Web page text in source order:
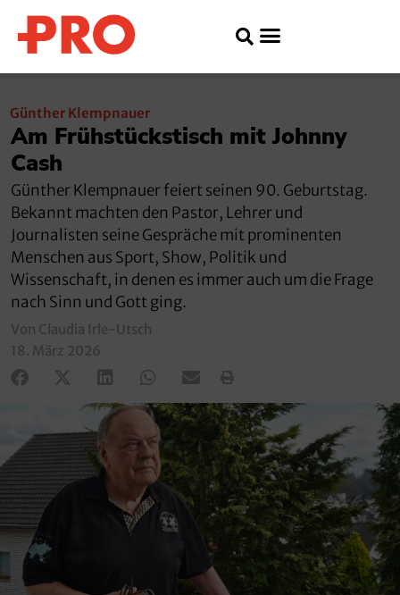
Günther Klempnauer
Am Frühstückstisch mit Johnny
Cash
Günther Klempnauer feiert seinen 90. Geburtstag.
Bekannt machten den Pastor, Lehrer und
Journalisten seine Gespräche mit prominenten
Menschen aus Sport, Show, Politik und
Wissenschaft, in denen es immer auch um die Frage
nach Sinn und Gott ging.
Von Claudia Irle-Utsch
18. März 2026